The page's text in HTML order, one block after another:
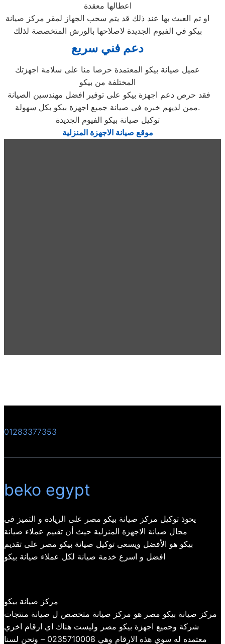
اعطالها معقدة
او تم العبث بها عند ذلك قد يتم سحب الجهاز لمقر مركز صيانة
بيكو في الفيوم الجديدة لاصلاحها بالورش المتخصصة لذلك
دعم فني سريع
عميل صيانة بيكو المعتمدة حرصا منا على سلامة اجهزتك
المختلفة من بيكو
فقد حرص دعم اجهزة بيكو على توفير افضل مهندسين الصيانة
ممن لديهم خبره فى صيانة جميع اجهزة بيكو بكل سهولة.
توكيل صيانة بيكو الفيوم الجديدة
موقع صيانة الاجهزة المنزلية
01283377353
beko egypt
يحوذ توكيل مركز صيانة بيكو مصر على الريادة و التميز فى
مجال صيانة الاجهزة المنزلية حيث أن تقييم عملاء صيانة
بيكو هو الأفضل ويسعى توكيل صيانة بيكو مصر على تقديم
افضل و اسرع خدمة صيانة لكل عملاء صيانة بيكو
مركز صيانة بيكو
مركز صيانة بيكو مصر هو مركز صيانة متخصص ل صيانة منتجات
شركة وجميع اجهزة بيكو مصر وليست هناك اي ارقام اخري
معتمده له سوي هذه الارقام وهي 0235710008 – ونحن لسنا